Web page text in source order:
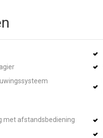
met afstandsbediening